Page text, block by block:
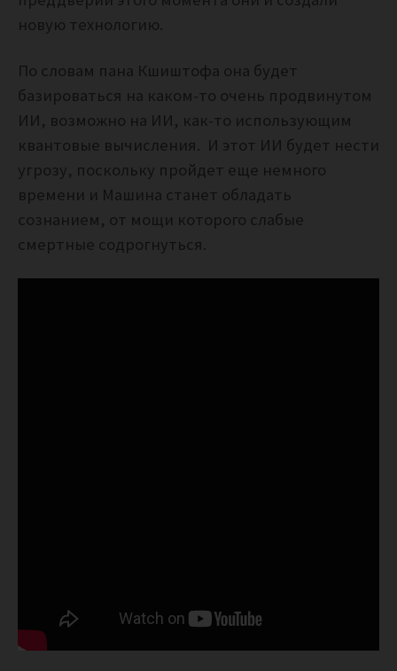
новую технологию.
По словам пана Кшиштофа она будет
базироваться на каком-то очень продвинутом
ИИ, возможно на ИИ, как-то использующим
квантовые вычисления. И этот ИИ будет нести
угрозу, поскольку пройдет еще немного
времени и Машина станет обладать
сознанием, от мощи которого слабые
смертные содрогнуться.